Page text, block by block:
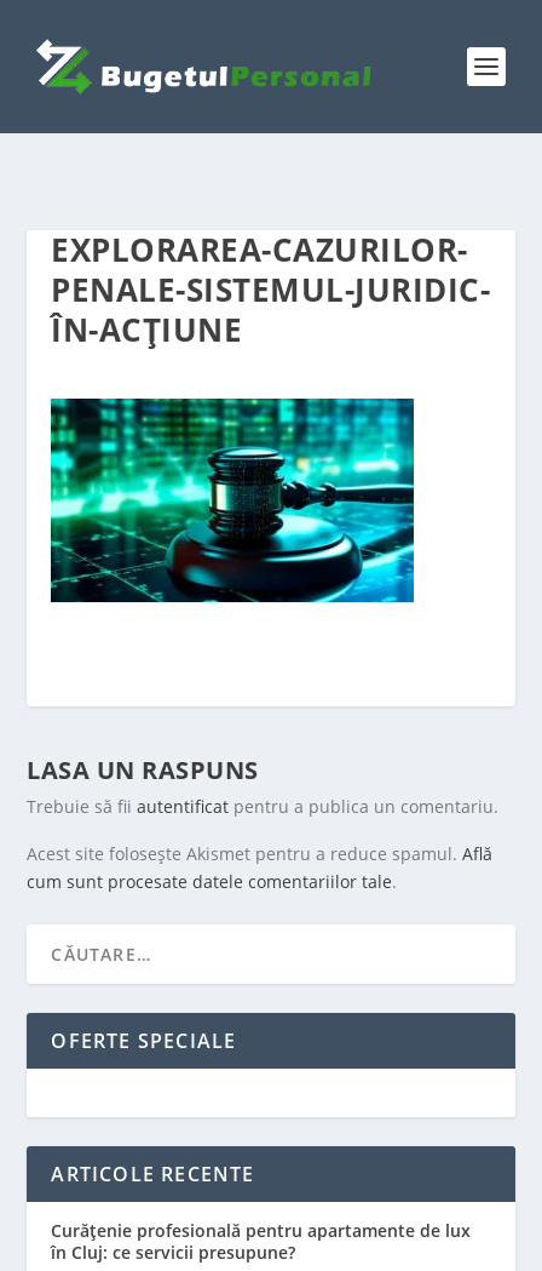
EXPLORAREA-CAZURILOR-
PENALE-SISTEMUL-JURIDIC-
ÎN-ACȚIUNE
LASA UN RASPUNS
Trebuie să fiiautentificat pentru a publica un comentariu.
Acest site folosește Akismet pentru a reduce spamul.Află
cum sunt procesate datele comentariilor tale.
OFERTE SPECIALE
ARTICOLE RECENTE
Curățenie profesională pentru apartamente de lux
în Cluj: ce servicii presupune?